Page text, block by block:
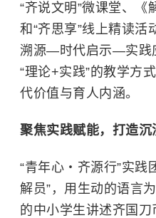
“齐说文明”微课堂、《
和“齐思享”线上精读
溯源—时代启示—实践
“理论+实践”的教学方
代价值与育人内涵。
聚焦实践赋能，打造
“青年心・齐源行”实践
解员”，用生动的语言
的中小学生讲述齐国